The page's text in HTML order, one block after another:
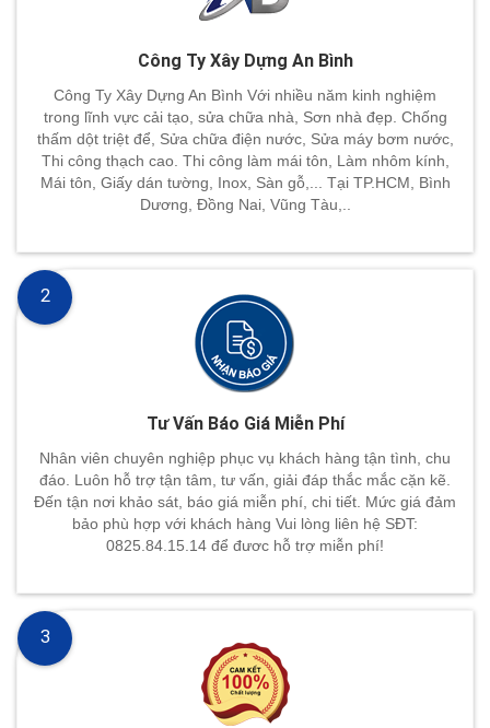
Công Ty Xây Dựng An Bình
Công Ty Xây Dựng An Bình Với nhiều năm kinh nghiệm
trong lĩnh vực cải tạo, sửa chữa nhà, Sơn nhà đẹp. Chống
thấm dột triệt để, Sửa chữa điện nước, Sửa máy bơm nước,
Thi công thạch cao. Thi công làm mái tôn, Làm nhôm kính,
Mái tôn, Giấy dán tường, Inox, Sàn gỗ,... Tại TP.HCM, Bình
Dương, Đồng Nai, Vũng Tàu,..
Tư Vấn Báo Giá Miễn Phí
Nhân viên chuyên nghiệp phục vụ khách hàng tận tình, chu
đáo. Luôn hỗ trợ tận tâm, tư vấn, giải đáp thắc mắc cặn kẽ.
Đến tận nơi khảo sát, báo giá miễn phí, chi tiết. Mức giá đảm
bảo phù hợp với khách hàng Vui lòng liên hệ SĐT:
0825.84.15.14 để đươc hỗ trợ miễn phí!
2
3